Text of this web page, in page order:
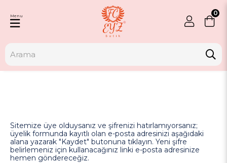
0
Menu
Sitemize üye olduysanız ve şifrenizi hatırlamıyorsanız;
üyelik formunda kayıtlı olan e-posta adresinizi aşağıdaki
alana yazarak "Kaydet" butonuna tıklayın. Yeni şifre
belirlemeniz için kullanacağınız linki e-posta adresinize
hemen göndereceğiz.